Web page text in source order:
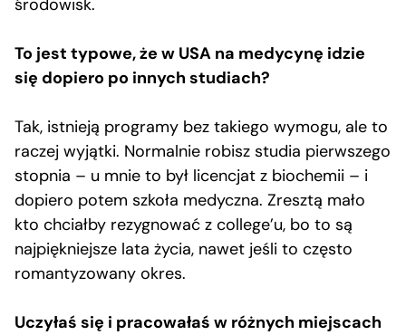
środowisk.
To jest typowe, że w USA na medycynę idzie
się dopiero po innych studiach?
Tak, istnieją programy bez takiego wymogu, ale to
raczej wyjątki. Normalnie robisz studia pierwszego
stopnia – u mnie to był licencjat z biochemii – i
dopiero potem szkoła medyczna. Zresztą mało
kto chciałby rezygnować z college’u, bo to są
najpiękniejsze lata życia, nawet jeśli to często
romantyzowany okres.
Uczyłaś się i pracowałaś w różnych miejscach